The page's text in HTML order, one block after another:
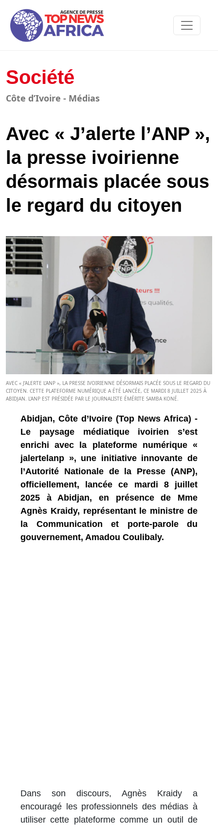
Société
Côte d’Ivoire - Médias
Avec « J’alerte l’ANP »,
la presse ivoirienne
désormais placée sous
le regard du citoyen
AVEC « J’ALERTE L’ANP », LA PRESSE IVOIRIENNE DÉSORMAIS PLACÉE SOUS LE REGARD DU
CITOYEN. CETTE PLATEFORME NUMÉRIQUE A ÉTÉ LANCÉE, CE MARDI 8 JUILLET 2025 À
ABIDJAN. L'ANP EST PRÉSIDÉE PAR LE JOURNALISTE ÉMÉRITE SAMBA KONÉ.
Abidjan, Côte d’Ivoire (Top News Africa) -
Le paysage médiatique ivoirien s’est
enrichi avec la plateforme numérique «
jalertelanp », une initiative innovante de
l’Autorité Nationale de la Presse (ANP),
officiellement, lancée ce mardi 8 juillet
2025 à Abidjan, en présence de Mme
Agnès Kraidy, représentant le ministre de
la Communication et porte-parole du
gouvernement, Amadou Coulibaly.
Dans son discours, Agnès Kraidy a
encouragé les professionnels des médias à
utiliser cette plateforme comme un outil de